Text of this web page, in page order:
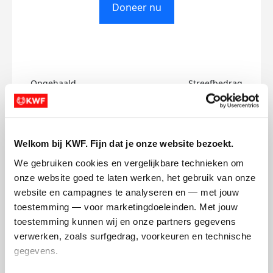
Welkom bij KWF. Fijn dat je onze website bezoekt.
We gebruiken cookies en vergelijkbare technieken om
onze website goed te laten werken, het gebruik van onze
website en campagnes te analyseren en — met jouw
toestemming — voor marketingdoeleinden. Met jouw
toestemming kunnen wij en onze partners gegevens
verwerken, zoals surfgedrag, voorkeuren en technische
gegevens.
Doneer nu
Opgehaald
€0
Streefbedrag
€500
Nico's badges